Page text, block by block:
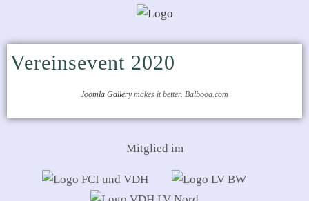
Vereinsevent 2020
Joomla Gallerymakes it better. Balbooa.com
Mitglied im